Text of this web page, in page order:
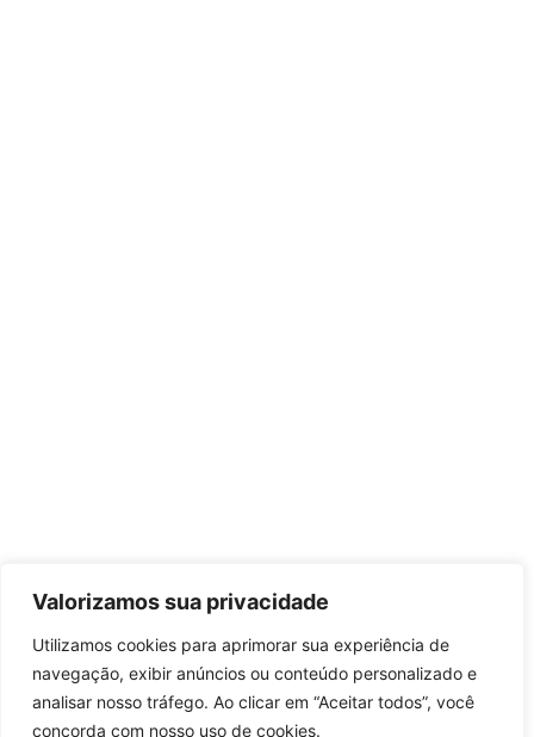
Valorizamos sua privacidade
Utilizamos cookies para aprimorar sua experiência de
navegação, exibir anúncios ou conteúdo personalizado e
analisar nosso tráfego. Ao clicar em “Aceitar todos”, você
concorda com nosso uso de cookies.